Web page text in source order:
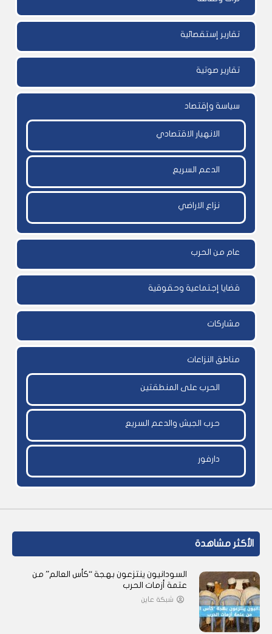
تقارير إستقصائية
تقارير صوتية
سياسة وإقتصاد
الانهيار الاقتصادي
الدعم السريع
نزاع الاراضي
عام من الحرب
قضايا إجتماعية وحقوقية
مشاركات
مناطق النزاعات
الحرب على المنطقتين
حرب الجيش والدعم السريع
دارفور
الأكثر مشاهدة
السودانيون ينتزعون بهجة “كأس العالم” من
عتمة أزمات الحرب
شبكة عاين